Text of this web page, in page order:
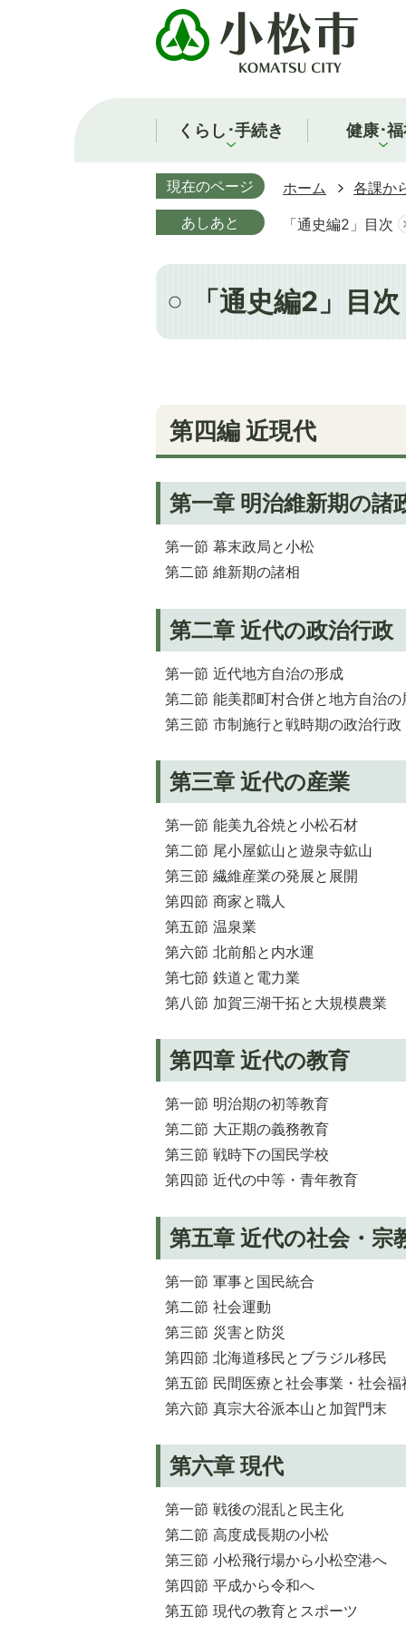
くらし･手続き 健康･
現在のページ ホーム 各課か
あしあと
「通史編2」目次
「通史編2」目次
第四編 近現代
第一章 明治維新期の諸
第一節 幕末政局と小松
第二節 維新期の諸相
第二章 近代の政治行政
第一節 近代地方自治の形成
第二節 能美郡町村合併と地方自治の
第三節 市制施行と戦時期の政治行政
第三章 近代の産業
第一節 能美九谷焼と小松石材
第二節 尾小屋鉱山と遊泉寺鉱山
第三節 繊維産業の発展と展開
第四節 商家と職人
第五節 温泉業
第六節 北前船と内水運
第七節 鉄道と電力業
第八節 加賀三湖干拓と大規模農業
第四章 近代の教育
第一節 明治期の初等教育
第二節 大正期の義務教育
第三節 戦時下の国民学校
第四節 近代の中等・青年教育
第五章 近代の社会・宗
第一節 軍事と国民統合
第二節 社会運動
第三節 災害と防災
第四節 北海道移民とブラジル移民
第五節 民間医療と社会事業・社会福
第六節 真宗大谷派本山と加賀門末
第六章 現代
第一節 戦後の混乱と民主化
第二節 高度成長期の小松
第三節 小松飛行場から小松空港へ
第四節 平成から令和へ
第五節 現代の教育とスポーツ